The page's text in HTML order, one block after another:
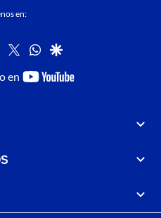
en:
instagram
twitterwhatsapp
google
en
youtube-